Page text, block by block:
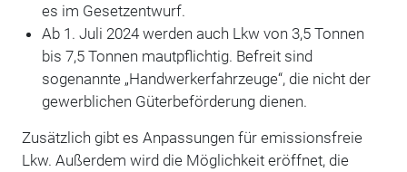
es im Gesetzentwurf.
Ab 1. Juli 2024 werden auch Lkw von 3,5 Tonnen
bis 7,5 Tonnen mautpflichtig. Befreit sind
sogenannte „Handwerkerfahrzeuge“, die nicht der
gewerblichen Güterbeförderung dienen.
Zusätzlich gibt es Anpassungen für emissionsfreie
Lkw. Außerdem wird die Möglichkeit eröffnet, die